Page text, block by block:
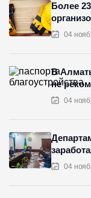
04
Более
04
В
не
04